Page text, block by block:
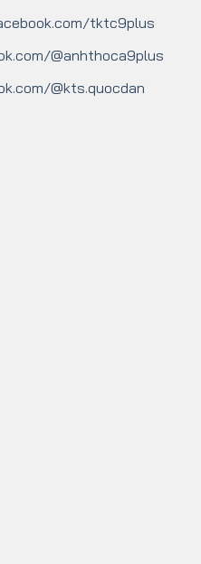
tktc9plus
@anhthoca9plus
@kts.quocdan